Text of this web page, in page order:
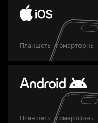
Планшеты и смартфоны
Планшеты и смартфоны